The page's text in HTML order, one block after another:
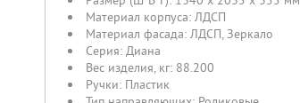
Материал корпуса: ЛДСП
Материал фасада: ЛДСП,Зеркало
Серия: Диана
Вес изделия, кг: 88.200
Ручки: Пластик